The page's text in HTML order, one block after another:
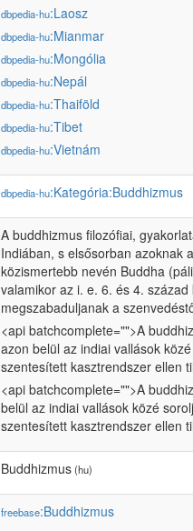
dbpedia-hu:Laosz
dbpedia-hu:Mianmar
dbpedia-hu:Mongólia
dbpedia-hu:Nepál
dbpedia-hu:Thaiföld
dbpedia-hu:Tibet
dbpedia-hu:Vietnám
dbpedia-hu:Kategória:Buddhizmus
A buddhizmus filozófiai,
Indiában, s elsősorban azoknak
közismertebb nevén Buddha
valamikor az i. e. 6. és 4.
megszabaduljanak a
<api batchcomplete="">A
azon belül az indiai vallások
szentesített kasztrendszer ellen
<api batchcomplete="">A
belül az indiai vallások közé
szentesített kasztrendszer ellen
Buddhizmus(hu)
freebase:Buddhizmus